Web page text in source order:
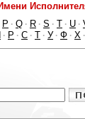
P · Q · R · S · T · U ·
· Р · С · Т · У · Ф · Х